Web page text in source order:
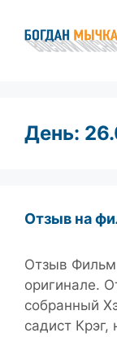
содержимому
День:
Отзыв на
Отзыв Фильм
оригинале.
собранный
садист